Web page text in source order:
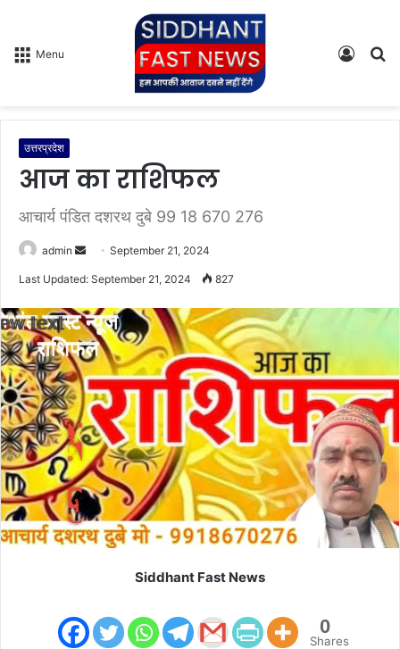
Menu
Log
उत्तरप्रदेश
आज का राशिफल
आचार्य पंडित दशरथ दुबे 99 18 670 276
admin
d
a
n
e
m
a
i
l
September 21, 2024
Last Updated: September 21, 2024 827
Siddhant Fast News
0
Shares